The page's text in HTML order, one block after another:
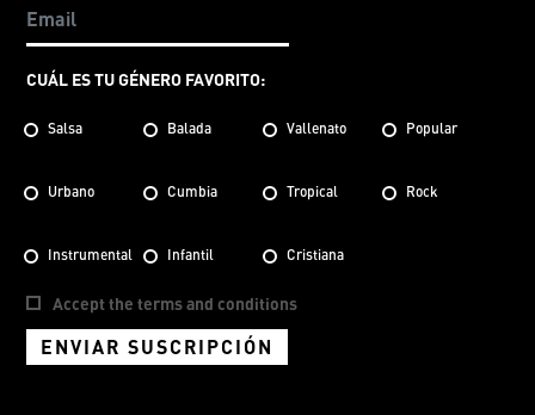
CUÁL ES TU GÉNERO FAVORITO:
Salsa Balada Vallenato Popular
Urbano Cumbia Tropical Rock
Instrumental Infantil Cristiana
Accept the terms and conditions
ENVIAR SUSCRIPCIÓN